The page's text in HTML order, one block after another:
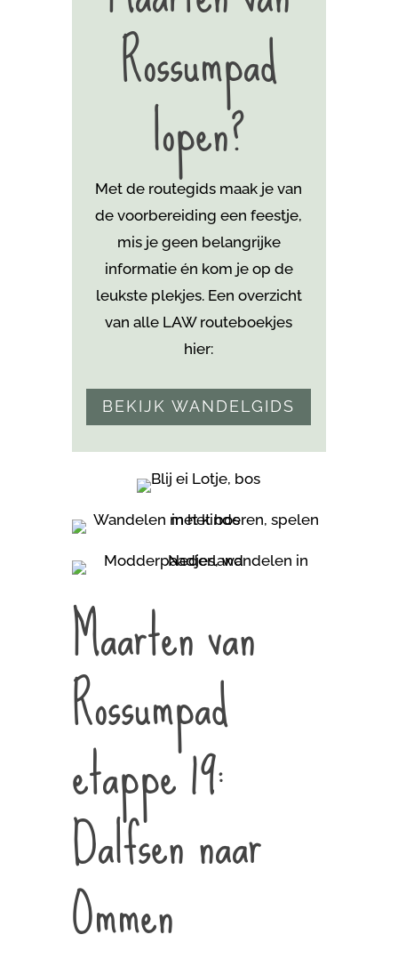
Rossumpad
lopen?
Met de routegids maak je van
de voorbereiding een feestje,
mis je geen belangrijke
informatie én kom je op de
leukste plekjes. Een overzicht
van alle LAW routeboekjes
hier:
BEKIJK WANDELGIDS
Maarten van
Rossumpad
etappe 19:
Dalfsen naar
Ommen